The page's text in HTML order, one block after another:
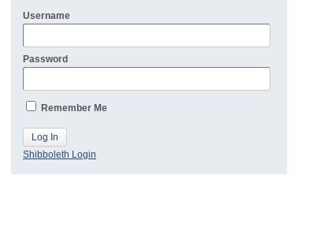
Username
Password
Remember Me
Shibboleth Login